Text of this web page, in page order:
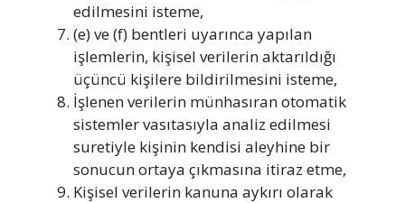
edilmesini isteme,
(e) ve (f) bentleri uyarınca yapılan
işlemlerin, kişisel verilerin aktarıldığı
üçüncü kişilere bildirilmesini isteme,
İşlenen verilerin münhasıran otomatik
sistemler vasıtasıyla analiz edilmesi
suretiyle kişinin kendisi aleyhine bir
sonucun ortaya çıkmasına itiraz etme,
Kişisel verilerin kanuna aykırı olarak